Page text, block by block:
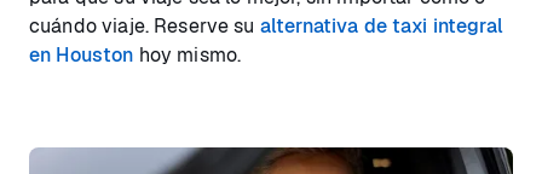
cuándo viaje. Reserve su alternativa de taxi integral
en Houston hoy mismo.